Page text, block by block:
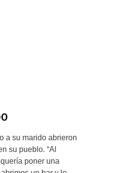
a su marido abrieron
su pueblo. “Al
poner una